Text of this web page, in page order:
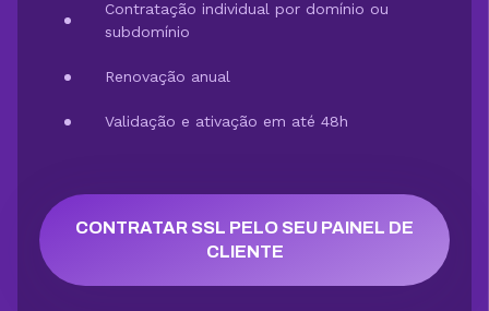
Contratação individual por domínio ou
subdomínio
Renovação anual
Validação e ativação em até 48h
CONTRATAR SSL PELO SEU PAINEL DE
CLIENTE